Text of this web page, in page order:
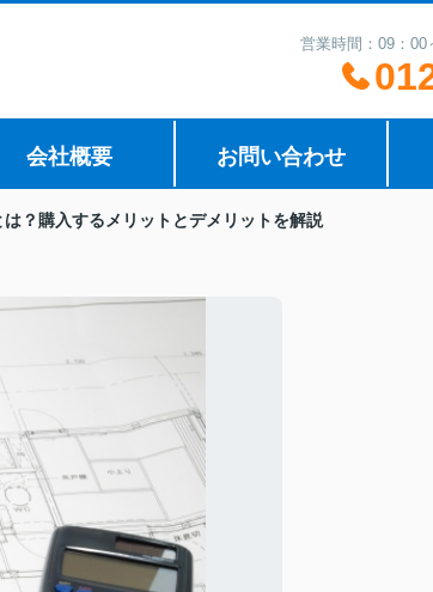
営業時間：09：
会社概要 お問い合わせ
？購入するメリットとデメリットを解説